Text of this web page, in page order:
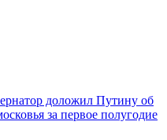
доложил Путину об
за первое полугодие